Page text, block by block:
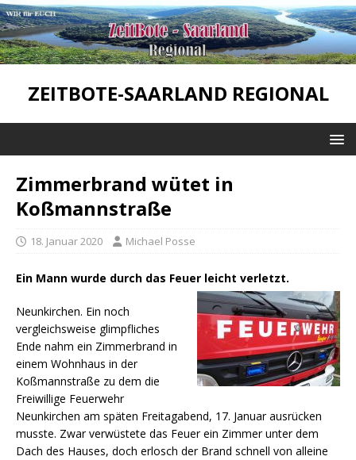
ZEITBOTE-SAARLAND REGIONAL
Zimmerbrand wütet in
Koßmannstraße
18. Januar 2020 Michael Posse
Ein Mann wurde durch das Feuer leicht verletzt.
Neunkirchen. Ein noch
vergleichsweise glimpfliches
Ende nahm ein Zimmerbrand in
einem Wohnhaus in der
Koßmannstraße zu dem die
Freiwillige Feuerwehr
Neunkirchen am späten Freitagabend, 17. Januar ausrücken
musste. Zwar verwüstete das Feuer ein Zimmer unter dem
Dach des Hauses, doch erlosch der Brand schnell von alleine